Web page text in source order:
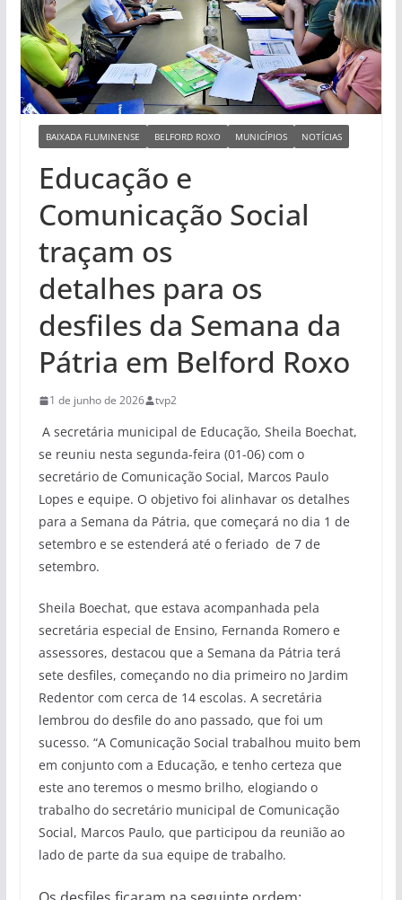
BAIXADA FLUMINENSE BELFORD ROXO MUNICÍPIOS NOTÍCIAS
Educação e
Comunicação Social
traçam os
detalhes para os
desfiles da Semana da
Pátria em Belford Roxo
1 de junho de 2026 tvp2
A secretária municipal de Educação, Sheila Boechat,
se reuniu nesta segunda-feira (01-06) com o
secretário de Comunicação Social, Marcos Paulo
Lopes e equipe. O objetivo foi alinhavar os detalhes
para a Semana da Pátria, que começará no dia 1 de
setembro e se estenderá até o feriado de 7 de
setembro.
Sheila Boechat, que estava acompanhada pela
secretária especial de Ensino, Fernanda Romero e
assessores, destacou que a Semana da Pátria terá
sete desfiles, começando no dia primeiro no Jardim
Redentor com cerca de 14 escolas. A secretária
lembrou do desfile do ano passado, que foi um
sucesso. “A Comunicação Social trabalhou muito bem
em conjunto com a Educação, e tenho certeza que
este ano teremos o mesmo brilho, elogiando o
trabalho do secretário municipal de Comunicação
Social, Marcos Paulo, que participou da reunião ao
lado de parte da sua equipe de trabalho.